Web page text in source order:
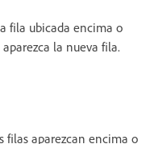
fila ubicada encima o
la nueva fila.
filas aparezcan encima o